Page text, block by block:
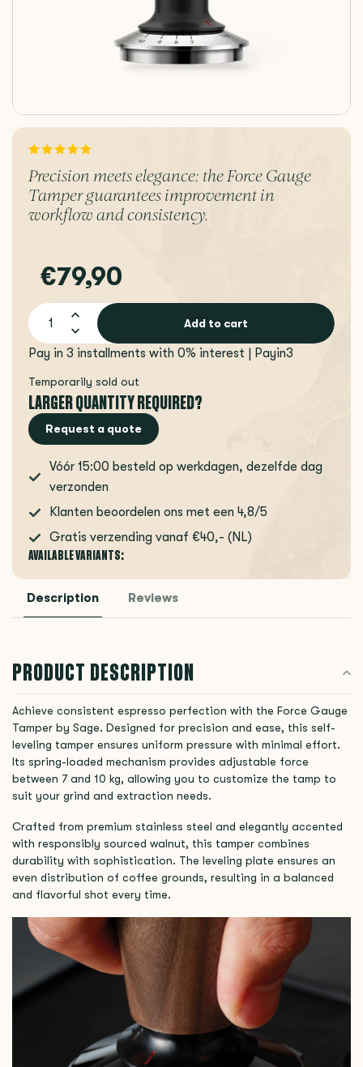
Precision meets elegance: the Force Gauge
Tamper guarantees improvement in
workflow and consistency.
€79,90
Add to cart
Pay in 3 installments with 0% interest | Payin3
Temporarily sold out
LARGER QUANTITY REQUIRED?
Request a quote
Vóór 15:00 besteld op werkdagen, dezelfde dag
verzonden
Klanten beoordelen ons met een 4,8/5
Gratis verzending vanaf €40,- (NL)
AVAILABLE VARIANTS:
Description Reviews
PRODUCT DESCRIPTION
Achieve consistent espresso perfection with the Force Gauge
Tamper by Sage. Designed for precision and ease, this self-
leveling tamper ensures uniform pressure with minimal effort.
Its spring-loaded mechanism provides adjustable force
between 7 and 10 kg, allowing you to customize the tamp to
suit your grind and extraction needs.
Crafted from premium stainless steel and elegantly accented
with responsibly sourced walnut, this tamper combines
durability with sophistication. The leveling plate ensures an
even distribution of coffee grounds, resulting in a balanced
and flavorful shot every time.